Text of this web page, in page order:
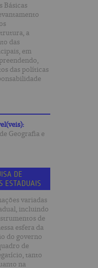
Básicas
a
das
em
das políticas
Geografia e
DE
ESTADUAIS
variadas
incluindo
de
esfera da
do governo
de
tanto
na